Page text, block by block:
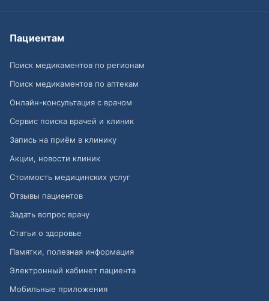
Пациентам
Поиск медикаментов по регионам
Поиск медикаментов по аптекам
Онлайн-консультация с врачом
Сервис поиска врачей и клиник
Запись на приём в клинику
Акции, новости клиник
Стоимость медицинских услуг
Отзывы пациентов
Задать вопрос врачу
Статьи о здоровье
Памятки, полезная информация
Электронный кабинет пациента
Мобильные приложения